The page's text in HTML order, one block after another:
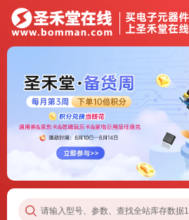
请输入型号、参数、查找全站库存数据1